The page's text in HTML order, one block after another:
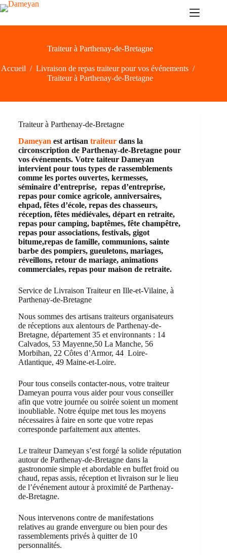
Passer
au
Traiteur à Parthenay-de-Bretagne
Accueil / Livraison de repas traiteur pour vos événements /
Traiteur à Parthenay-de-Bretagne
Traiteur à Parthenay-de-Bretagne
Dameyan est artisan traiteur dans la
circonscription de Parthenay-de-Bretagne pour
vos événements. Votre taiteur Dameyan
intervient pour tous types de rassemblements
comme les portes ouvertes, kermesses,
séminaire d’entreprise, repas d’entreprise,
repas pour comice agricole, anniversaires,
ehpad, fêtes d’école, repas des chasseurs,
réception, fêtes médiévales, départ en retraite,
repas pour camping, baptêmes, fête champêtre,
repas pour associations, festivals, gigot
bitume,repas de famille, communions, sainte
barbe des pompiers, gueuletons, mariages,
réveillons, retour de mariage, animations
commerciales, repas pour maison de retraite.
Service de Livraison Traiteur en Ille-et-Vilaine, à
Parthenay-de-Bretagne
Nous sommes des artisans traiteurs organisateurs
de réceptions aux alentours de Parthenay-de-
Bretagne, département 35 et environnants : 14
Calvados, 53 Mayenne,50 La Manche, 56
Morbihan, 22 Côtes d’Armor, 44 Loire-
Atlantique, 49 Maine-et-Loire.
Pour tous conseils contacter-nous, votre traiteur
Dameyan pourra vous aider pour vous conseiller
afin que votre journée ou soirée soient un moment
inoubliable. Notre équipe met tous les moyens
nécessaires à faire en sorte que votre repas
corresponde parfaitement aux attentes.
Le traiteur Dameyan s’est forgé la solide réputation
autour de Parthenay-de-Bretagne dans la
gastronomie simple et abordable en buffet froid ou
chaud, repas assis, réception et livraison sur le lieu
de l’événement autour à proximité de Parthenay-
de-Bretagne.
Nous intervenons contre de manifestations
relatives au grande envergure ou bien pour des
rassemblements privés à quitter de 10
personnalités.